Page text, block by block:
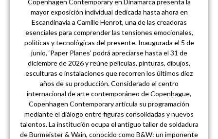
mayor exposición individual dedicada hasta ahora en
Escandinavia a Camille Henrot, una de las creadoras
esenciales para comprender las tensiones emocionales,
políticas y tecnológicas del presente. Inaugurada el 5 de
junio, ‘Paper Planes’ podrá apreciarse hasta el 31 de
diciembre de 2026 y reúne películas, pinturas, dibujos,
esculturas e instalaciones que recorren los últimos diez
años de su producción. Considerado el centro
internacional de arte contemporáneo de Copenhague,
Copenhagen Contemporary articula su programación
mediante el diálogo entre figuras consolidadas y nuevos
talentos. La institución ocupa el antiguo taller de soldadura
de Burmeister & Wain, conocido como B&W: un imponente